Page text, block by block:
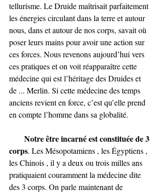
tellurisme. Le Druide maîtrisait parfaitement
les énergies circulant dans la terre et autour
nous, dans et autour de nos corps, savait où
poser leurs mains pour avoir une action sur
ces forces. Nous revenons aujourd’hui vers
ces pratiques et on voit réapparaître cette
médecine qui est l’héritage des Druides et
de ... Merlin. Si cette médecine des temps
anciens revient en force, c’est qu’elle prend
en compte l’homme dans sa globalité.
Notre être incarné est constituée de 3
corps. Les Mésopotamiens , les Égyptiens ,
les Chinois , il y a deux ou trois milles ans
pratiquaient couramment la médecine dite
des 3 corps. On parle maintenant de